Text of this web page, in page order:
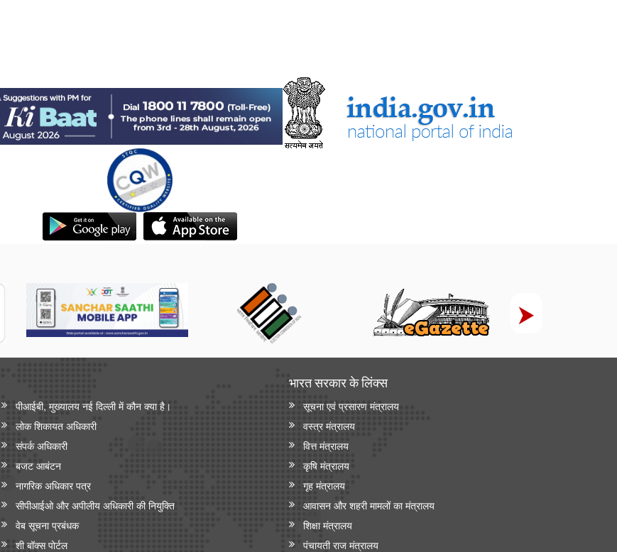
पीआईबी, मुख्यालय नई दिल्ली में कौन क्या है।
लोक शिकायत अधिकारी
संपर्क अधिकारी
बजट आबंटन
नागरिक अधिकार पत्र
सीपीआईओ और अपी‍लीय अधिकारी की नियुक्ति
वेब सूचना प्रबंधक
शी बॉक्स पोर्टल
भारत सरकार के लिंक्‍स
सूचना एवं प्रसारण मंत्रालय
वस्त्र मंत्रालय
वित्त मंत्रालय
कृषि मंत्रालय
गृह मंत्रालय
आवासन और शहरी मामलों का मंत्रालय
शिक्षा मंत्रालय
पंचायती राज मंत्रालय